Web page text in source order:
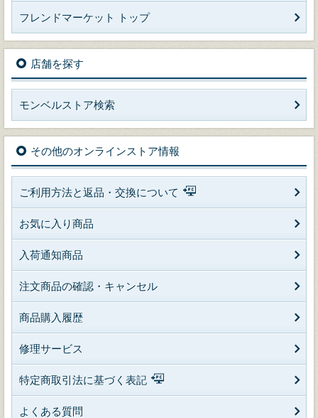
フレンドマーケット トップ
店舗を探す
モンベルストア検索
その他のオンラインストア情報
ご利用方法と返品・交換について
お気に入り商品
入荷通知商品
注文商品の確認・キャンセル
商品購入履歴
修理サービス
特定商取引法に基づく表記
よくある質問